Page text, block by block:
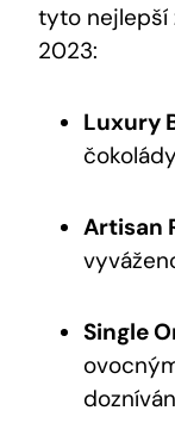
tyto nejlepší
2023:
Luxury
Artisan
Single